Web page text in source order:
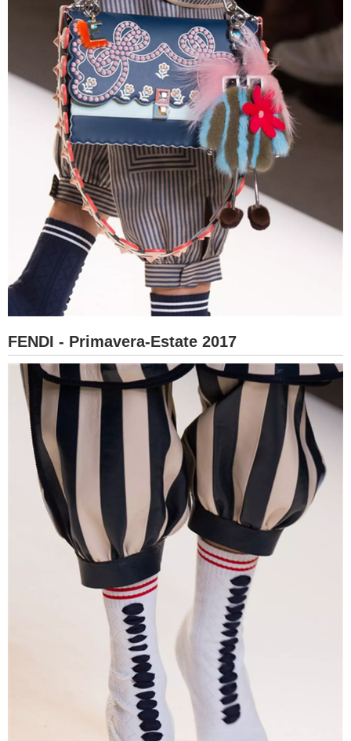
FENDI - Primavera-Estate 2017